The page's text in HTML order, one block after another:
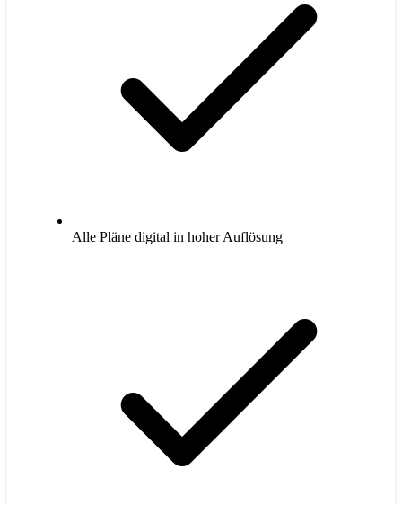
Alle Pläne digital in hoher Auflösung